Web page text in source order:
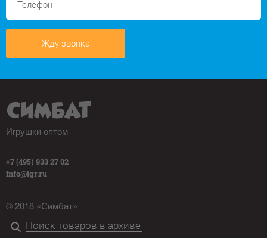
Жду звонка
Игрушки оптом
+7 (495) 933 27 02
info@igr.ru
© 2018 «Симбат»